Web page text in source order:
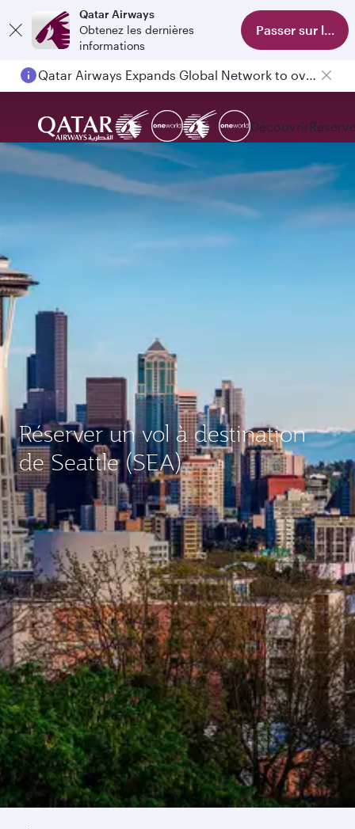
Qatar Airways
Obtenez les dernières
informations
Passer sur
Qatar Airways Expands Global Network to over 160 Destinations
Découvrir
Réserver un vol à destination
de Seattle (SEA)